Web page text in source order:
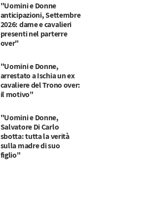
"Uomini e Donne
anticipazioni, Settembre
2026: dame e cavalieri
presenti nel parterre
over"
"Uomini e Donne,
arrestato a Ischia un ex
cavaliere del Trono over:
il motivo"
"Uomini e Donne,
Salvatore Di Carlo
sbotta: tutta la verità
sulla madre di suo
figlio"